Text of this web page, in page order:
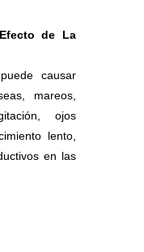
de La
causar
mareos,
ojos
lento,
en las